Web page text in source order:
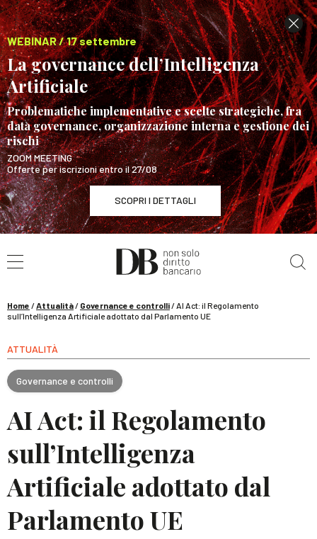
WEBINAR / 17 settembre
La governance dell’Intelligenza
Artificiale
Problematiche implementative e scelte strategiche, fra
data governance, organizzazione interna e gestione dei
rischi
ZOOM MEETING
Offerte per iscrizioni entro il 27/08
SCOPRI I DETTAGLI
WEBINAR / 17 settembre
La governance dell’Intelligenza Artificiale
Home /Attualità/ Governance e controlli/AI Act: il Regolamento
sull’Intelligenza Artificiale adottato dal Parlamento UE
ATTUALITÀ
Governance e controlli
AI Act: il Regolamento
sull’Intelligenza
Artificiale adottato dal
Parlamento UE